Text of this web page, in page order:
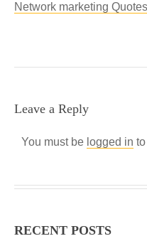
Network marketing Quotes
Leave a Reply
You must be logged in
RECENT POSTS